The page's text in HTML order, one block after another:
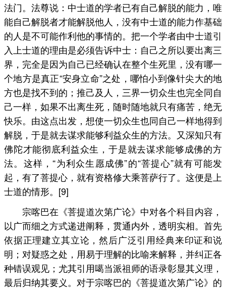
法门。法尊说：中士道的学者已有自己解脱的能力，唯
能自己解脱者才能解脱他人，没有中士道的能力作基础
的人是不可能作利他的事情的。把一个学者由中士道引
入上士道的理由是必须告诉中士：自己之所以要出离三
界，完全是因为自己已经确认在整个生死里，没有哪一
个地方是真正“安身立命”之处，哪怕小到像针尖大的地
方也是找不到的；推己及人，三界一切众生也完全同自
己一样，如果不出离生死，随时随地就只有痛苦，绝无
快乐。由这点出发，想使一切众生也同自己一样地得到
解脱，于是就去谋求能够利益众生的方法。又深知只有
佛陀才能彻底利益众生，于是就去谋求能够成佛的方
法。这样，“为利众生愿成佛”的“菩提心”就有可能发
起，有了菩提心，就有资格修大乘菩萨行了。这便是上
士道的情形。[9]
宗喀巴在《菩提道次第广论》中对各个科目内容，
以广而细之方式递进阐释，贯通内外，透明实相。首先
依据正理建立其立论，然后广泛引用经典来印证和说
明；对疑惑之处，用易于理解的比喻来解释，并纠正各
种错误观见；尤其引用噶当派祖师的语录彰显其义理，
最后归纳其要义。对于宗喀巴的《菩提道次第广论》的